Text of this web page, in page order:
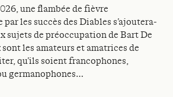
une flambée de fièvre
les succès des Diables s’ajoutera-
sujets de préoccupation de Bart De
les amateurs et amatrices de
qu’ils soient francophones,
germanophones…